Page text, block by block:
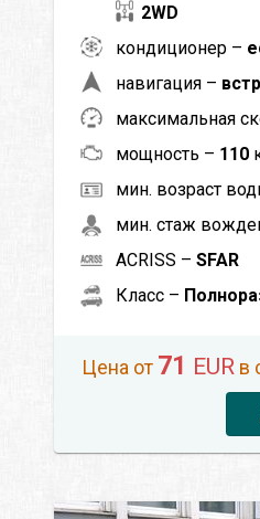
2WD
кондиционер –
навигация –
максимальная
мощность – 110
мин. возраст
мин. стаж
ACRISS – SFAR
Класс –
Цена от 71 EUR в